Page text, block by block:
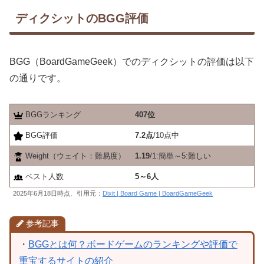
ディクシットのBGG評価
BGG（BoardGameGeek）でのディクシットの評価は以下
の通りです。
BGGランキング 407位
BGG評価 7.2点/10点中
Weight（ウェイト：難易度） 1.19/1:簡単～5:難しい
ベスト人数 5～6人
2025年6月18日時点、引用元： Dixit | Board Game | BoardGameGeek
参考記事
・ BGGとは何？ボードゲームのランキングや評価で
重宝するサイトの紹介